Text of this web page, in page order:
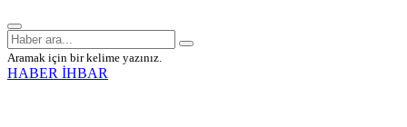
Aramak için bir kelime yazınız.
HABER İHBAR